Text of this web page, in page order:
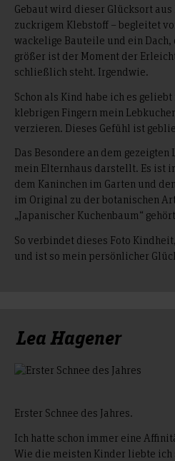
Gebaut wird dieser Glücksort
zuckrigem Klebstoff – begleitet
wackelige Bauteile und ein
größer ist der Moment der
schließlich steht. Irgendwie.
Schon als Kind habe ich es
klebrigen Fingern mein
verzieren. Dieses Gefühl ist
Das Besondere an dem
mein Elternhaus darstellt. Es ist
dem Kaninchen im Garten und
im Original zu der botanischen
„Japanischer Kuchenbaum“
So verbindet dieses Foto
und ist so mein persönlicher
Lea Hagener
Erster Schnee des Jahres.
Ich hatte schon immer eine
Wie die meisten Kinder liebte ich